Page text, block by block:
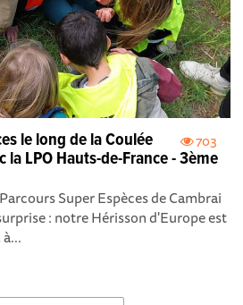
703
le long de la Coulée
la LPO Hauts-de-France - 3ème
Super Espèces de Cambrai
: notre Hérisson d'Europe est